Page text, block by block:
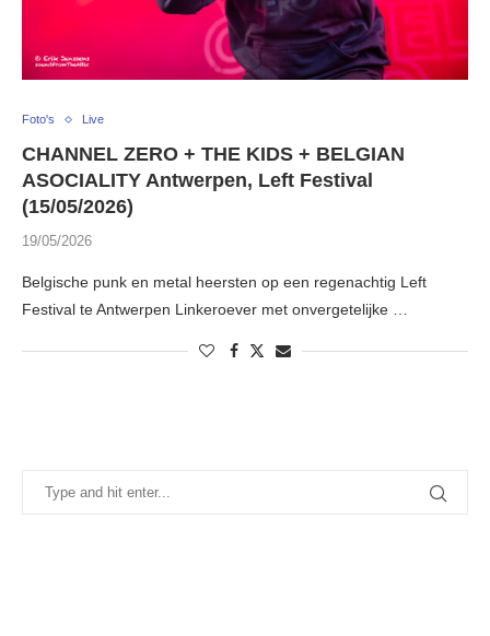
Foto's Live
CHANNEL ZERO + THE KIDS + BELGIAN
ASOCIALITY Antwerpen, Left Festival
(15/05/2026)
19/05/2026
Belgische punk en metal heersten op een regenachtig Left
Festival te Antwerpen Linkeroever met onvergetelijke …